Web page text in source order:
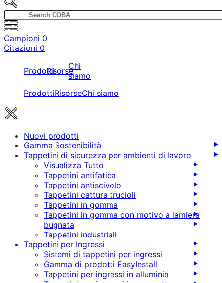
Campioni 0
Citazioni 0
ProdottiRisorseChi
siamo
ProdottiRisorseChi siamo
Nuovi prodotti
Gamma Sostenibilità
Tappetini di sicurezza per ambienti di lavoro
Visualizza Tutto
Tappetini antifatica
Tappetini antiscivolo
Tappetini cattura trucioli
Tappetini in gomma
Tappetini in gomma con motivo a lamiera
bugnata
Tappetini industriali
Tappetini per Ingressi
Sistemi di tappetini per ingressi
Gamma di prodotti EasyInstall
Tappetini per ingressi in alluminio